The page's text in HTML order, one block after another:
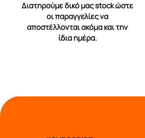
Διατηρούμε δικό μας stock ώστε
οι παραγγελίες να
αποστέλλονται ακόμα και την
ίδια ημέρα.